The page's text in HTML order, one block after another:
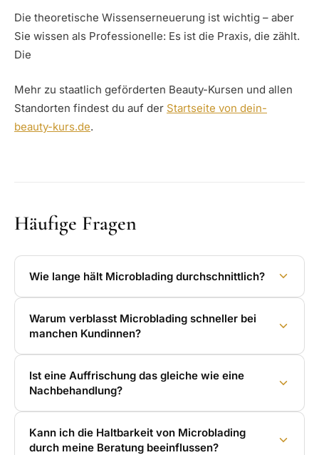
Die theoretische Wissenserneuerung ist wichtig – aber
Sie wissen als Professionelle: Es ist die Praxis, die zählt.
Die
Mehr zu staatlich geförderten Beauty-Kursen und allen
Standorten findest du auf der Startseite von dein-
beauty-kurs.de.
Häufige Fragen
Wie lange hält Microblading durchschnittlich?
Warum verblasst Microblading schneller bei
manchen Kundinnen?
Ist eine Auffrischung das gleiche wie eine
Nachbehandlung?
Kann ich die Haltbarkeit von Microblading
durch meine Beratung beeinflussen?